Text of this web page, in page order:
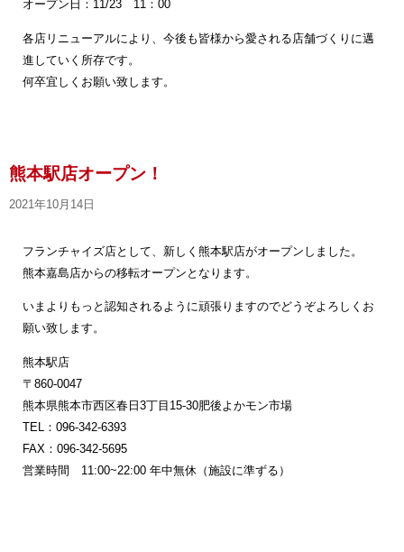
オープン日：11/23 11：00
各店リニューアルにより、今後も皆様から愛される店舗づくりに邁
進していく所存です。
何卒宜しくお願い致します。
熊本駅店オープン！
2021年10月14日
フランチャイズ店として、新しく熊本駅店がオープンしました。
熊本嘉島店からの移転オープンとなります。
いまよりもっと認知されるように頑張りますのでどうぞよろしくお
願い致します。
熊本駅店
〒860-0047
熊本県熊本市西区春日3丁目15-30肥後よかモン市場
TEL：096-342-6393
FAX：096-342-5695
営業時間 11:00~22:00 年中無休（施設に準ずる）